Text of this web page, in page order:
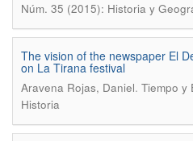
Núm. 35 (2015): Historia y
The vision of the newspaper El
on La Tirana festival
Aravena Rojas, Daniel. Tiempo y
Historia